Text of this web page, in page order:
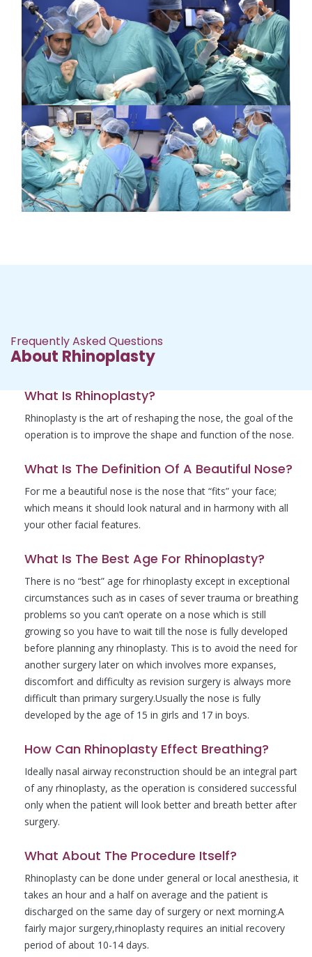
Frequently Asked Questions
About Rhinoplasty
What Is Rhinoplasty?
Rhinoplasty is the art of reshaping the nose, the goal of the
operation is to improve the shape and function of the nose.
What Is The Definition Of A Beautiful Nose?
For me a beautiful nose is the nose that “fits” your face;
which means it should look natural and in harmony with all
your other facial features.
What Is The Best Age For Rhinoplasty?
There is no “best” age for rhinoplasty except in exceptional
circumstances such as in cases of sever trauma or breathing
problems so you can’t operate on a nose which is still
growing so you have to wait till the nose is fully developed
before planning any rhinoplasty. This is to avoid the need for
another surgery later on which involves more expanses,
discomfort and difficulty as revision surgery is always more
difficult than primary surgery.Usually the nose is fully
developed by the age of 15 in girls and 17 in boys.
How Can Rhinoplasty Effect Breathing?
Ideally nasal airway reconstruction should be an integral part
of any rhinoplasty, as the operation is considered successful
only when the patient will look better and breath better after
surgery.
What About The Procedure Itself?
Rhinoplasty can be done under general or local anesthesia, it
takes an hour and a half on average and the patient is
discharged on the same day of surgery or next morning.A
fairly major surgery,rhinoplasty requires an initial recovery
period of about 10-14 days.